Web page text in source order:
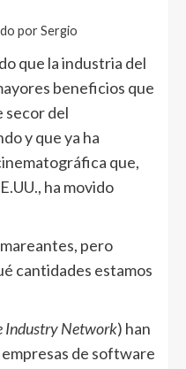
por Sergio
que la industria del
beneficios que
secor del
y que ya ha
que,
ha movido
pero
cantidades estamos
Industry Network) han
empresas de software